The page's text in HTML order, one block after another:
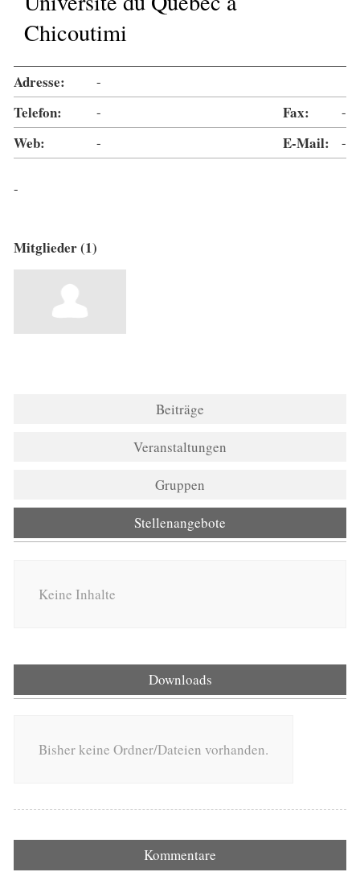
Chicoutimi
Adresse: -
Telefon: - Fax: -
Web: - E-Mail: -
-
Mitglieder (1)
Beiträge
Veranstaltungen
Gruppen
Stellenangebote
Keine Inhalte
Downloads
Bisher keine Ordner/Dateien vorhanden.
Kommentare